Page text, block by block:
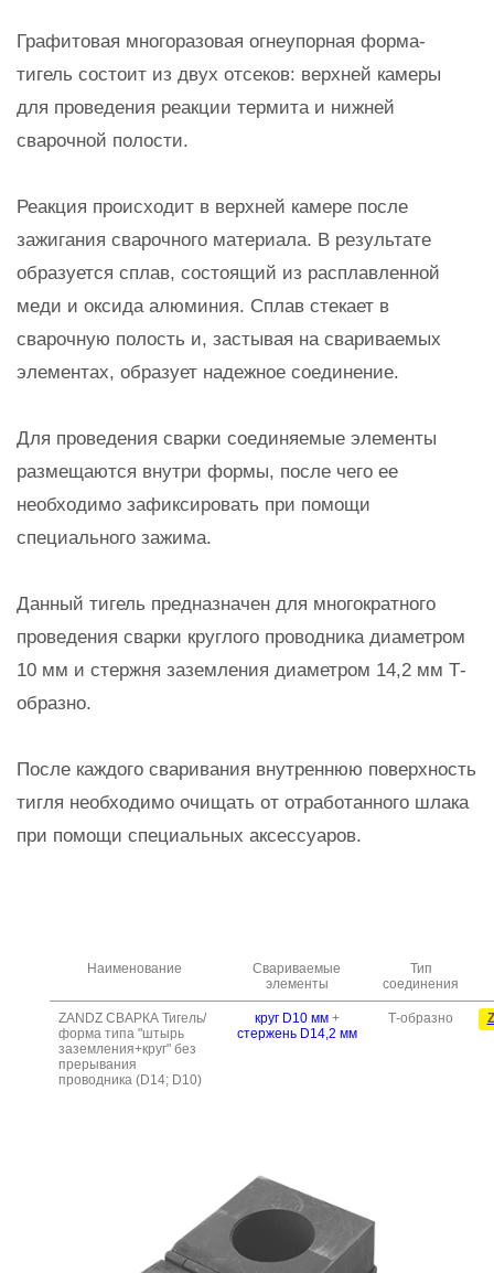
Графитовая многоразовая огнеупорная форма-
тигель состоит из двух отсеков: верхней камеры
для проведения реакции термита и нижней
сварочной полости.
Реакция происходит в верхней камере после
зажигания сварочного материала. В результате
образуется сплав, состоящий из расплавленной
меди и оксида алюминия. Сплав стекает в
сварочную полость и, застывая на свариваемых
элементах, образует надежное соединение.
Для проведения сварки соединяемые элементы
размещаются внутри формы, после чего ее
необходимо зафиксировать при помощи
специального зажима.
Данный тигель предназначен для многократного
проведения сварки круглого проводника диаметром
10 мм и стержня заземления диаметром 14,2 мм Т-
образно.
После каждого сваривания внутреннюю поверхность
тигля необходимо очищать от отработанного шлака
при помощи специальных аксессуаров.
Наименование
Свариваемые
элементы
Тип
соединения
ZANDZ СВАРКА Тигель/
форма типа "штырь
заземления+круг" без
прерывания
проводника (D14; D10)
круг D10 мм+
стержень D14,2 мм
Т-образно